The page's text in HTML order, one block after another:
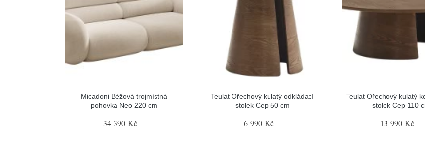
Micadoni Béžová trojmístná
pohovka Neo 220 cm
34 390 Kč
Teulat Ořechový kulatý odkládací
stolek Cep 50 cm
6 990 Kč
Teulat Ořechový kulatý
stolek Cep 110
13 990 Kč